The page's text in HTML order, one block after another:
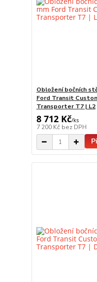
Obložení bočních
Ford Transit
Transporter T7 | L2
8 712 Kč/ks
7 200 Kč bez DPH